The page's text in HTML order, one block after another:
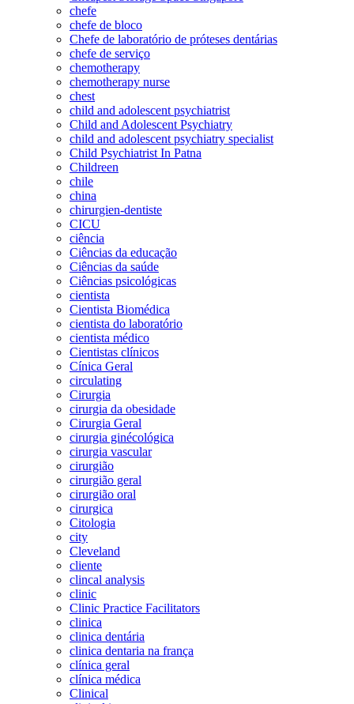
chefe
chefe de bloco
Chefe de laboratório de próteses dentárias
chefe de serviço
chemotherapy
chemotherapy nurse
chest
child and adolescent psychiatrist
Child and Adolescent Psychiatry
child and adolescent psychiatry specialist
Child Psychiatrist In Patna
Childreen
chile
china
chirurgien-dentiste
CICU
ciência
Ciências da educação
Ciências da saúde
Ciências psicológicas
cientista
Cientista Biomédica
cientista do laboratório
cientista médico
Cientistas clínicos
Cínica Geral
circulating
Cirurgia
cirurgia da obesidade
Cirurgia Geral
cirurgia ginécológica
cirurgia vascular
cirurgião
cirurgião geral
cirurgião oral
cirurgica
Citologia
city
Cleveland
cliente
clincal analysis
clinic
Clinic Practice Facilitators
clinica
clinica dentária
clinica dentaria na frança
clínica geral
clínica médica
Clinical